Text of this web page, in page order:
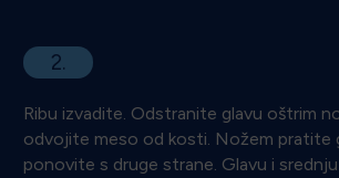
2.
Ribu izvadite. Odstranite glavu oštrim
odvojite meso od kosti. Nožem pratite
ponovite s druge strane. Glavu i